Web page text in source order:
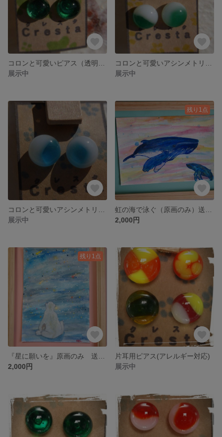
展示中
展示中
展示中
残り1点
2,000円
残り1点
2,000円
片耳用ピアス(アレルギー対応)
展示中